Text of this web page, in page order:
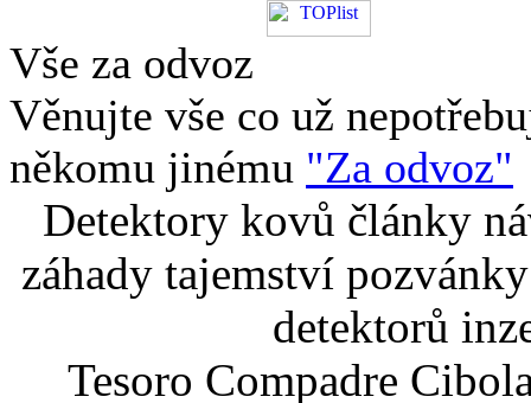
Vše za odvoz
Věnujte vše co už
někomu jinému "Za odvoz"
Detektory kovů články
záhady tajemství
detektorů
Tesoro Compadre